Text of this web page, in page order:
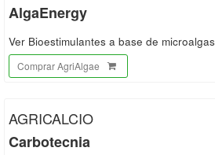
AlgaEnergy
Ver Bioestimulantes a base de microalgas
Comprar AgriAlgae
AGRICALCIO
Carbotecnia